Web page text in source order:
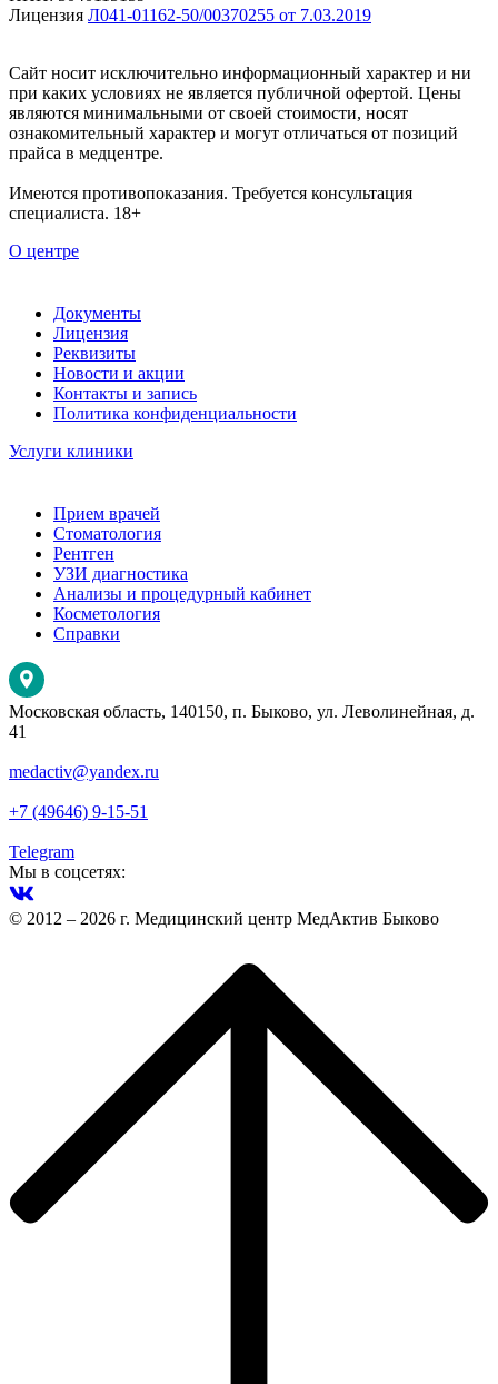
Лицензия Л041-01162-50/00370255 от 7.03.2019
Сайт носит исключительно информационный характер и ни
при каких условиях не является публичной офертой. Цены
являются минимальными от своей стоимости, носят
ознакомительный характер и могут отличаться от позиций
прайса в медцентре.
Имеются противопоказания. Требуется консультация
специалиста. 18+
О центре
Документы
Лицензия
Реквизиты
Новости и акции
Контакты и запись
Политика конфиденциальности
Услуги клиники
Прием врачей
Стоматология
Рентген
УЗИ диагностика
Анализы и процедурный кабинет
Косметология
Справки
Московская область, 140150, п. Быково, ул. Леволинейная, д.
41
medactiv@yandex.ru
+7 (49646) 9-15-51
Telegram
Мы в соцсетях:
© 2012 – 2026 г. Медицинский центр МедАктив Быково